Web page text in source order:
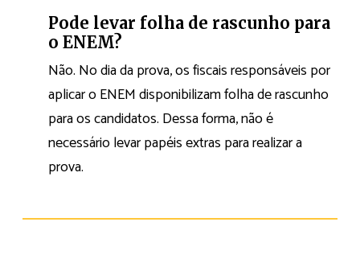
Pode levar folha de rascunho para
o ENEM?
Não. No dia da prova, os fiscais responsáveis por
aplicar o ENEM disponibilizam folha de rascunho
para os candidatos. Dessa forma, não é
necessário levar papéis extras para realizar a
prova.